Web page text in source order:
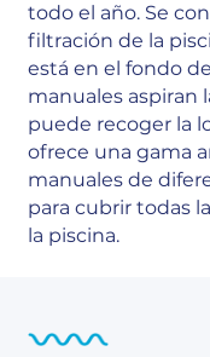
todo el año. Se
filtración de la
está en el fondo
manuales aspiran
puede recoger la
ofrece una gama
manuales de
para cubrir todas
la piscina.